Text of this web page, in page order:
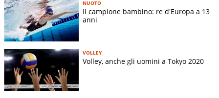
NUOTO
Il campione bambino: re d'Europa a 13
anni
VOLLEY
Volley, anche gli uomini a Tokyo 2020